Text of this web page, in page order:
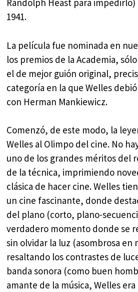
Randolph Heast para impedirlo)
1941.
La película fue nominada en
los premios de la Academia,
el de mejor guión original,
categoría en la que Welles
con Herman Mankiewicz.
Comenzó, de este modo, la
Welles al Olimpo del cine. No
uno de los grandes méritos del
de la técnica, imprimiendo
clásica de hacer cine. Welles
un cine fascinante, donde
del plano (corto, plano-
verdadero momento donde se
sin olvidar la luz (asombrosa en
resaltando los contrastes de
banda sonora (como buen
amante de la música, Welles